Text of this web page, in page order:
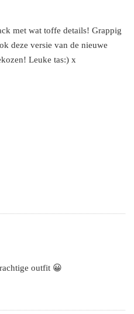
met wat toffe details! Grappig
deze versie van de nieuwe
Leuke tas:) x
outfit 😀